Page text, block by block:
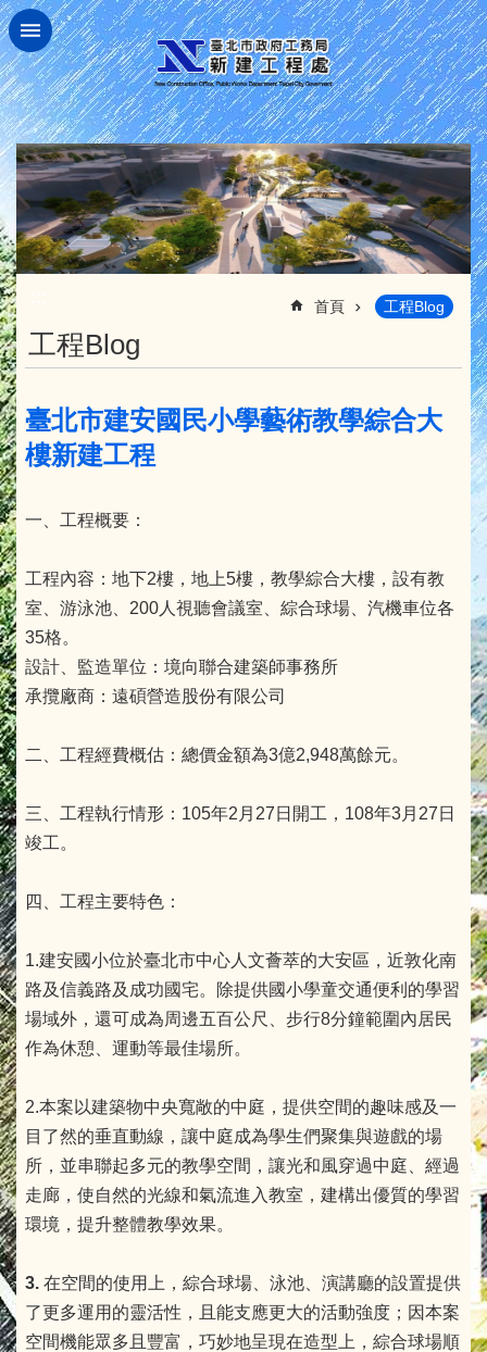
跳到主要內容區塊
首頁 工程Blog
工程Blog
臺北市建安國民小學藝術教學綜合大
樓新建工程
一、工程概要：
工程內容：地下2樓，地上5樓，教學綜合大樓，設有教
室、游泳池、200人視聽會議室、綜合球場、汽機車位各
35格。
設計、監造單位：境向聯合建築師事務所
承攬廠商：遠碩營造股份有限公司
二、工程經費概估：總價金額為3億2,948萬餘元。
三、工程執行情形：105年2月27日開工，108年3月27日
竣工。
四、工程主要特色：
1.建安國小位於臺北市中心人文薈萃的大安區，近敦化南
路及信義路及成功國宅。除提供國小學童交通便利的學習
場域外，還可成為周邊五百公尺、步行8分鐘範圍內居民
作為休憩、運動等最佳場所。
2.本案以建築物中央寬敞的中庭，提供空間的趣味感及一
目了然的垂直動線，讓中庭成為學生們聚集與遊戲的場
所，並串聯起多元的教學空間，讓光和風穿過中庭、經過
走廊，使自然的光線和氣流進入教室，建構出優質的學習
環境，提升整體教學效果。
3. 在空間的使用上，綜合球場、泳池、演講廳的設置提供
了更多運用的靈活性，且能支應更大的活動強度；因本案
空間機能眾多且豐富，巧妙地呈現在造型上，綜合球場順